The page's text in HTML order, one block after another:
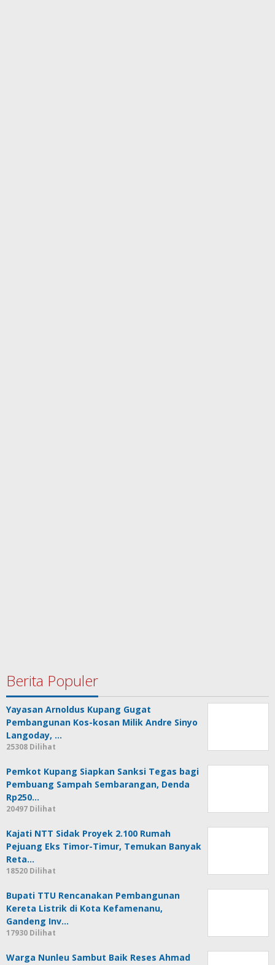
Berita Populer
Yayasan Arnoldus Kupang Gugat
Pembangunan Kos-kosan Milik Andre Sinyo
Langoday, …
25308 Dilihat
Pemkot Kupang Siapkan Sanksi Tegas bagi
Pembuang Sampah Sembarangan, Denda
Rp250…
20497 Dilihat
Kajati NTT Sidak Proyek 2.100 Rumah
Pejuang Eks Timor-Timur, Temukan Banyak
Reta…
18520 Dilihat
Bupati TTU Rencanakan Pembangunan
Kereta Listrik di Kota Kefamenanu,
Gandeng Inv…
17930 Dilihat
Warga Nunleu Sambut Baik Reses Ahmad